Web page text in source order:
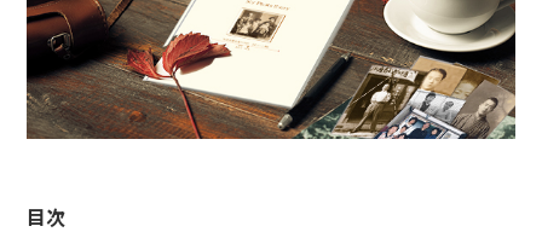
目次